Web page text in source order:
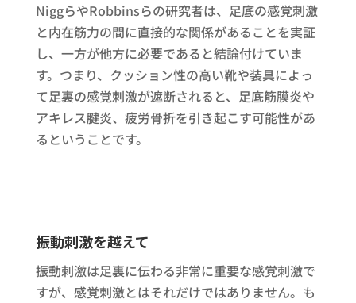
NiggらやRobbinsらの研究者は、足底の感覚刺激
と内在筋力の間に直接的な関係があることを実証
し、一方が他方に必要であると結論付けていま
す。つまり、クッション性の高い靴や装具によっ
て足裏の感覚刺激が遮断されると、足底筋膜炎や
アキレス腱炎、疲労骨折を引き起こす可能性があ
るということです。
振動刺激を越えて
振動刺激は足裏に伝わる非常に重要な感覚刺激で
すが、感覚刺激とはそれだけではありません。も